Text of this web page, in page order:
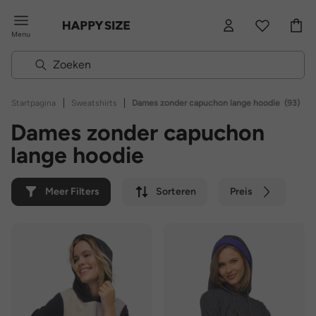
Menu
Startpagina | Sweatshirts | Dames zonder capuchon lange hoodie (93)
Dames zonder capuchon
lange hoodie
Meer Filters Sorteren Preis